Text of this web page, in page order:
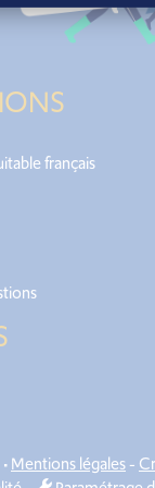
français
Mentions légales-